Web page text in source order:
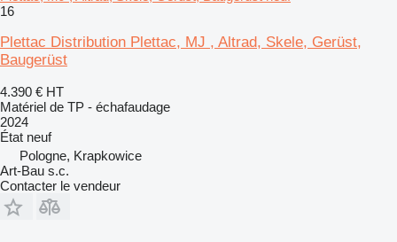
16
Plettac Distribution Plettac, MJ , Altrad, Skele, Gerüst,
Baugerüst
4.390 € HT
Matériel de TP - échafaudage
2024
État neuf
Pologne, Krapkowice
Art-Bau s.c.
Contacter le vendeur